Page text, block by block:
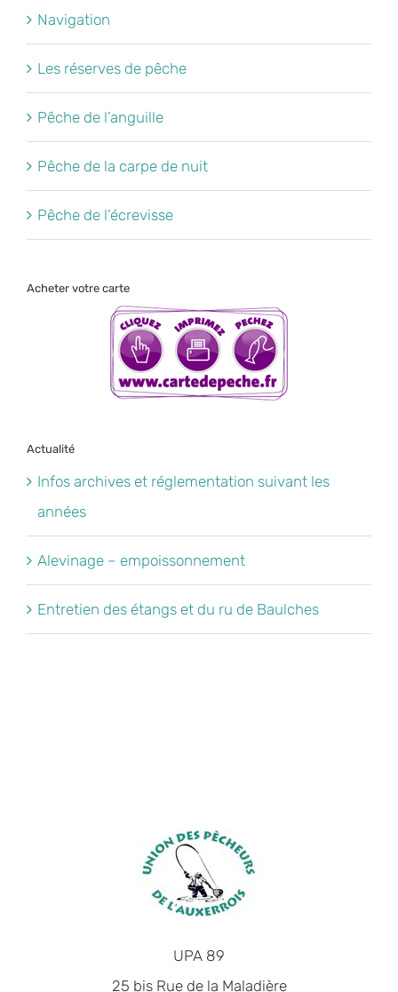
Navigation
Les réserves de pêche
Pêche de l’anguille
Pêche de la carpe de nuit
Pêche de l’écrevisse
Acheter votre carte
Actualité
Infos archives et réglementation suivant les
années
Alevinage – empoissonnement
Entretien des étangs et du ru de Baulches
UPA 89
25 bis Rue de la Maladière